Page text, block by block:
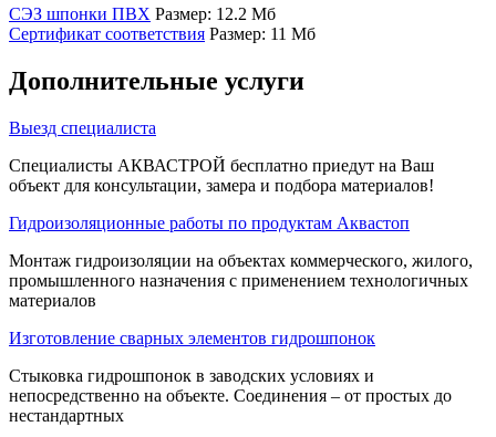
СЭЗ шпонки ПВХ Размер: 12.2 Мб
Сертификат соответствия Размер: 11 Мб
Дополнительные услуги
Выезд специалиста
Специалисты АКВАСТРОЙ бесплатно приедут на Ваш
объект для консультации, замера и подбора материалов!
Гидроизоляционные работы по продуктам Аквастоп
Монтаж гидроизоляции на объектах коммерческого, жилого,
промышленного назначения с применением технологичных
материалов
Изготовление сварных элементов гидрошпонок
Стыковка гидрошпонок в заводских условиях и
непосредственно на объекте. Соединения – от простых до
нестандартных